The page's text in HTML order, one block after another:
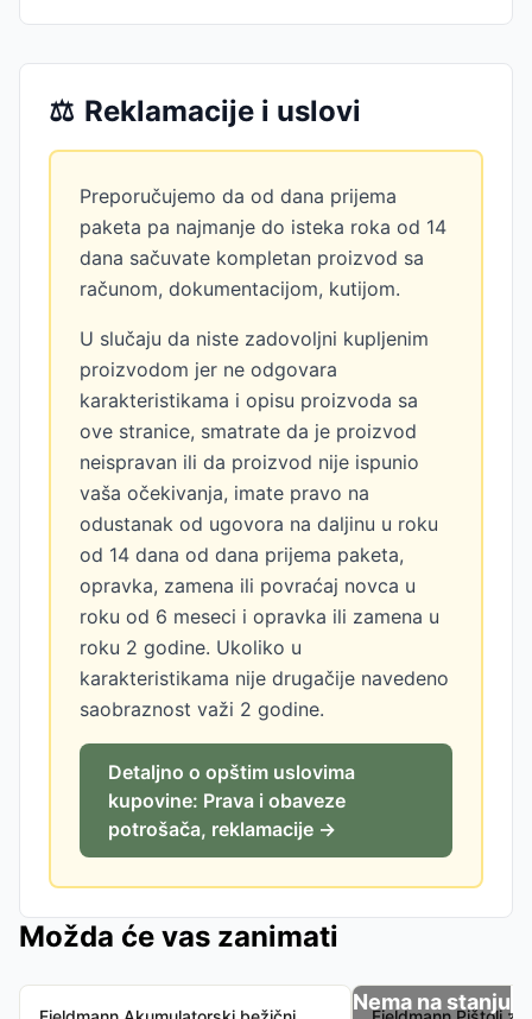
⚖️ Reklamacije i uslovi
Preporučujemo da od dana prijema
paketa pa najmanje do isteka roka od 14
dana sačuvate kompletan proizvod sa
računom, dokumentacijom, kutijom.
U slučaju da niste zadovoljni kupljenim
proizvodom jer ne odgovara
karakteristikama i opisu proizvoda sa
ove stranice, smatrate da je proizvod
neispravan ili da proizvod nije ispunio
vaša očekivanja, imate pravo na
odustanak od ugovora na daljinu u roku
od 14 dana od dana prijema paketa,
opravka, zamena ili povraćaj novca u
roku od 6 meseci i opravka ili zamena u
roku 2 godine. Ukoliko u
karakteristikama nije drugačije navedeno
saobraznost važi 2 godine.
Detaljno o opštim uslovima
kupovine: Prava i obaveze
potrošača, reklamacije →
Možda će vas zanimati
Nema na stanju